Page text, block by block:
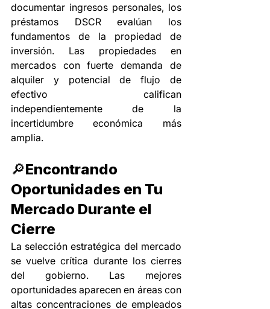
documentar ingresos personales, los
préstamos DSCR evalúan los
fundamentos de la propiedad de
inversión. Las propiedades en
mercados con fuerte demanda de
alquiler y potencial de flujo de
efectivo califican
independientemente de la
incertidumbre económica más
amplia.
🔎Encontrando
Oportunidades en Tu
Mercado Durante el
Cierre
La selección estratégica del mercado
se vuelve crítica durante los cierres
del gobierno. Las mejores
oportunidades aparecen en áreas con
altas concentraciones de empleados